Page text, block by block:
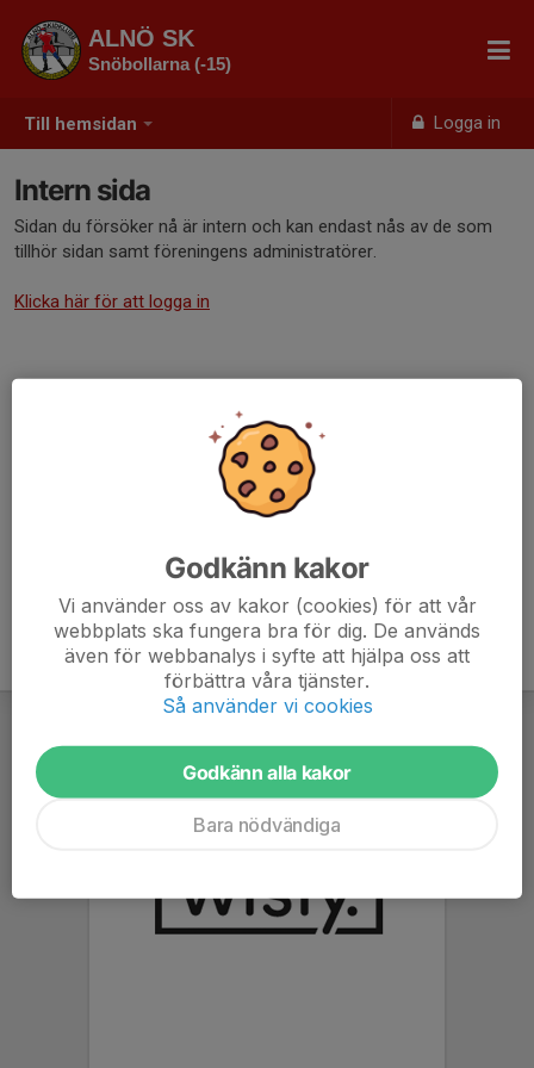
Till hemsidan Logga in
ALNÖ SK
Snöbollarna (-15)
Intern sida
Sidan du försöker nå är intern och kan endast nås av de som
tillhör sidan samt föreningens administratörer.
Klicka här för att logga in
Godkänn kakor
Vi använder oss av kakor (cookies) för att vår
webbplats ska fungera bra för dig. De används
även för webbanalys i syfte att hjälpa oss att
förbättra våra tjänster.
Så använder vi cookies
Godkänn alla kakor
Bara nödvändiga